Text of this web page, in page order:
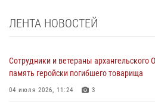
ЛЕНТА НОВОСТЕЙ
Сотрудники и ветераны
память геройски погибшего товарища
04 июля 2026, 11:24 3